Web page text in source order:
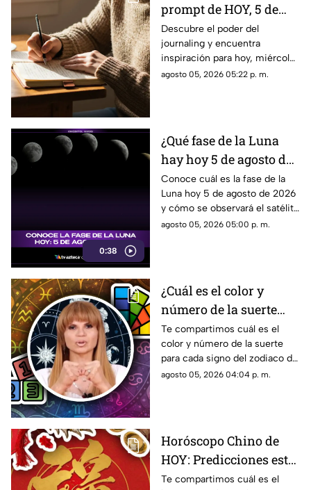
prompt de HOY, 5 de
agosto de 2026? Utiliza
este texto para escribir
en tu diario y
reflexionar sobre tu día
Descubre el poder del
journaling y encuentra
inspiración para hoy, miércoles
5 de agosto de 2026. Un
agosto 05, 2026 05:22 p. m.
0:38
¿Qué fase de la Luna
hay hoy 5 de agosto de
2026? Descubre cómo
se verá el satélite esta
noche
Conoce cuál es la fase de la
Luna hoy 5 de agosto de 2026
y cómo se observará el satélite
natural durante la noche.
agosto 05, 2026 05:00 p. m.
¿Cuál es el color y
número de la suerte
HOY, 5 de agosto de
2026? Predicciones de
Mhoni Vidente para
cada signo este
Te compartimos cuál es el
color y número de la suerte
para cada signo del zodiaco de
acuerdo al horóscopo de
agosto 05, 2026 04:04 p. m.
Horóscopo Chino de
HOY: Predicciones este
5 de agosto de 2026
Te compartimos cuál es el